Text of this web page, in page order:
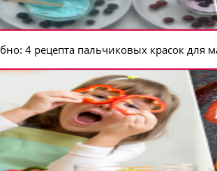
4 рецепта пальчиковых красок для